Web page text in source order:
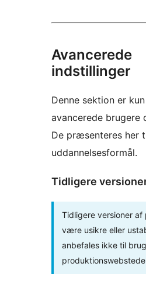
Avancerede
indstillinger
Denne sektion er
avancerede brugere
De præsenteres her
uddannelsesformål.
Tidligere
Tidligere versioner af
være usikre eller
anbefales ikke til